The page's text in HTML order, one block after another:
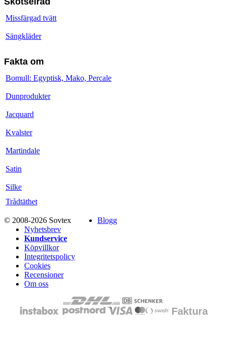
Missfärgad tvätt
Sängkläder
Fakta om
Bomull: Egyptisk, Mako, Percale
Dunprodukter
Jacquard
Kvalster
Martindale
Satin
Silke
Trådtäthet
© 2008-2026 Sovtex
Blogg
Nyhetsbrev
Kundservice
Köpvillkor
Integritetspolicy
Cookies
Recensioner
Om oss